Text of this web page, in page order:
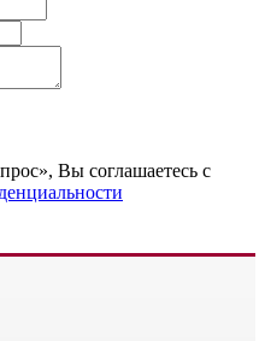
Вы соглашаетесь c